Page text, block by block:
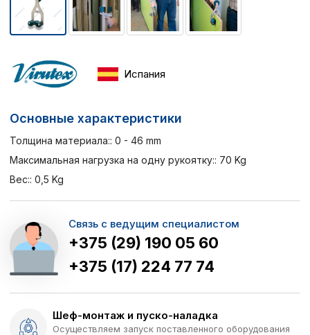
Испания
Основные характеристики
Толщина материала:: 0 - 46 mm
Максимальная нагрузка на одну рукоятку:: 70 Kg
Вес:: 0,5 Kg
Связь с ведущим специалистом
+375 (29) 190 05 60
+375 (17) 224 77 74
Шеф-монтаж и пуско-наладка
Осуществляем запуск поставленного оборудования